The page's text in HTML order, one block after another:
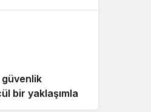
güvenlik
bir yaklaşımla